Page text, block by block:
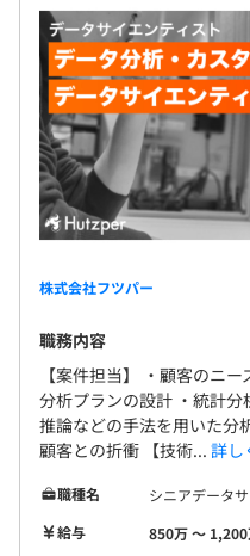
株式会社フツパー
職務内容
【案件担当】 ・顧客のニ
分析プランの設計 ・統計
推論などの手法を用いた分
顧客との折衝 【技術... 詳し
職種名
シニアデータ
給与
850万 〜